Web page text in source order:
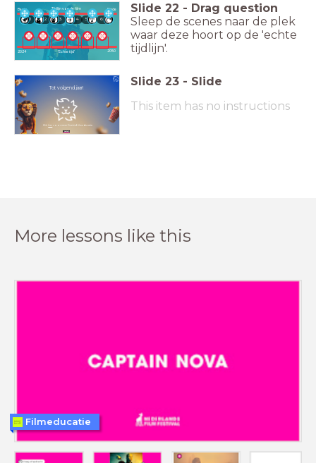
Begin Tijdlijn van de film Einde
2024 'Echte tijd' 2050
1 2 3 4 5 6
Slide 22 - Drag question
Sleep de scenes naar de plek
waar deze hoort op de 'echte
tijdlijn'.
Tot volgend jaar!
Klik hier voor meer Cinekid filmeducatie.
Slide 23 - Slide
This item has no instructions
More lessons like this
Filmeducatie